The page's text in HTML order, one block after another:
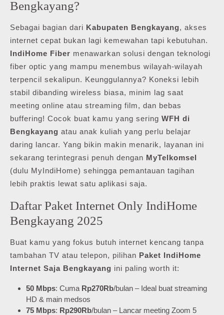
Bengkayang?
Sebagai bagian dari Kabupaten Bengkayang, akses
internet cepat bukan lagi kemewahan tapi kebutuhan.
IndiHome Fiber menawarkan solusi dengan teknologi
fiber optic yang mampu menembus wilayah-wilayah
terpencil sekalipun. Keunggulannya? Koneksi lebih
stabil dibanding wireless biasa, minim lag saat
meeting online atau streaming film, dan bebas
buffering! Cocok buat kamu yang sering WFH di
Bengkayang atau anak kuliah yang perlu belajar
daring lancar. Yang bikin makin menarik, layanan ini
sekarang terintegrasi penuh dengan MyTelkomsel
(dulu MyIndiHome) sehingga pemantauan tagihan
lebih praktis lewat satu aplikasi saja.
Daftar Paket Internet Only IndiHome
Bengkayang 2025
Buat kamu yang fokus butuh internet kencang tanpa
tambahan TV atau telepon, pilihan Paket IndiHome
Internet Saja Bengkayang ini paling worth it:
50 Mbps: Cuma Rp270Rb/bulan – Ideal buat streaming
HD & main medsos
75 Mbps: Rp290Rb/bulan – Lancar meeting Zoom 5